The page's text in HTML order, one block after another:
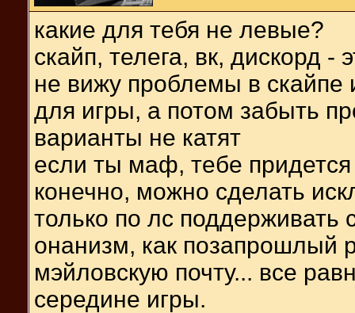
какие для тебя не левые?
скайп, телега, вк, дискорд
не вижу проблемы в скайпе
для игры, а потом забыть
варианты не катят
если ты маф, тебе придется
конечно, можно сделать
только по лс поддерживать
онанизм, как
мэйловскую почту... все
середине игры.